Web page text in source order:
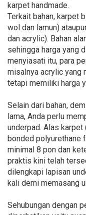
karpet handmade.
Terkait bahan, karpet
wol dan lamun)
dan acrylic). Bahan
sehingga harga yang
menyiasati itu, para
misalnya acrylic yang
tetapi memiliki harga
Selain dari bahan,
lama, Anda perlu
underpad. Alas karpet
bonded polyurethane
minimal 8 pon dan
praktis kini telah
dilengkapi lapisan
kali demi memasang
Sehubungan dengan